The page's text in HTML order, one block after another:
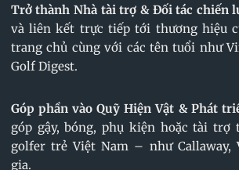
Trở thành Nhà tài trợ & Đối tác chiến
và liên kết trực tiếp tới thương hiệu
trang chủ cùng với các tên tuổi như
Golf Digest.
Góp phần vào Quỹ Hiện Vật & Phát
góp gậy, bóng, phụ kiện hoặc tài trợ
golfer trẻ Việt Nam – như Callaway,
gia.